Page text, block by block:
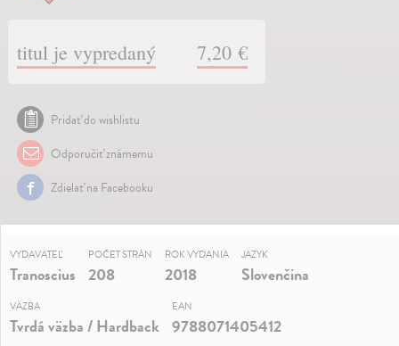
titul je vypredaný 7,20 €
Pridať do wishlistu
Odporučiť známemu
Zdielať na Facebooku
VYDAVATEĽ
Tranoscius
POČET STRÁN
208
ROK VYDANIA
2018
JAZYK
Slovenčina
VÄZBA
Tvrdá väzba / Hardback
EAN
9788071405412